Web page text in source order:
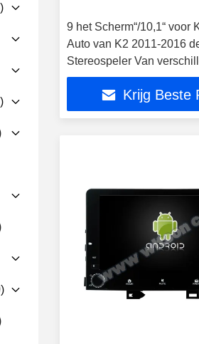
9 het Scherm“/10,1“ voor
Auto van K2 2011-2016
Stereospeler Van
media van GPS CarPlay
Krijg Beste